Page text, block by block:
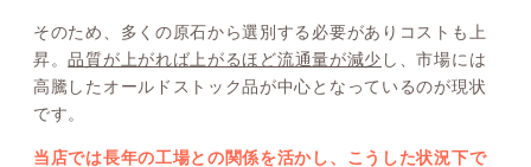
そのため、多くの原石から選別する必要がありコストも上
昇。品質が上がれば上がるほど流通量が減少 し、市場には
高騰したオールドストック品が中心となっているのが現状
です。
当店では長年の工場との関係を活かし、こうした状況下で